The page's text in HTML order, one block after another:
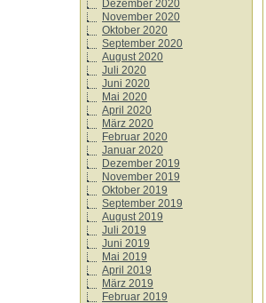
Dezember 2020
November 2020
Oktober 2020
September 2020
August 2020
Juli 2020
Juni 2020
Mai 2020
April 2020
März 2020
Februar 2020
Januar 2020
Dezember 2019
November 2019
Oktober 2019
September 2019
August 2019
Juli 2019
Juni 2019
Mai 2019
April 2019
März 2019
Februar 2019